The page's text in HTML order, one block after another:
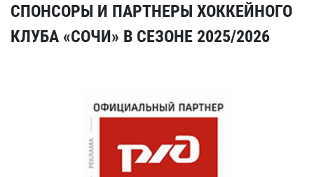
СПОНСОРЫ И ПАРТНЕРЫ ХОККЕЙНОГО
КЛУБА «СОЧИ» В СЕЗОНЕ 2025/2026